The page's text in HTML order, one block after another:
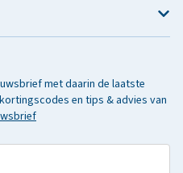
met daarin de laatste
en tips & advies van